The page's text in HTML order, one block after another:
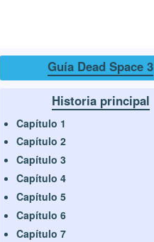
Guía Dead Space 3
Historia principal
Capítulo 1
Capítulo 2
Capítulo 3
Capítulo 4
Capítulo 5
Capítulo 6
Capítulo 7